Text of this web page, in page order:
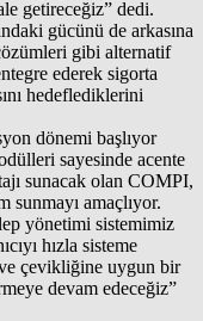
getireceğiz” dedi.
gücünü de arkasına
gibi alternatif
ederek sigorta
hedeflediklerini
dönemi başlıyor
sayesinde acente
sunacak olan COMPI,
sunmayı amaçlıyor.
yönetimi sistemimiz
hızla sisteme
çevikliğine uygun bir
devam edeceğiz”